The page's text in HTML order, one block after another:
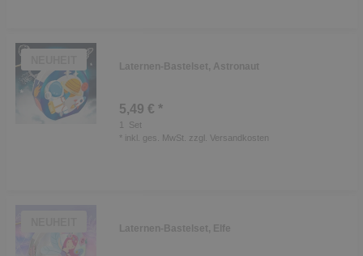
Laternen-Bastelset, Astronaut
5,49 € *
Set
* inkl. ges. MwSt. zzgl. Versandkosten
Laternen-Bastelset, Elfe